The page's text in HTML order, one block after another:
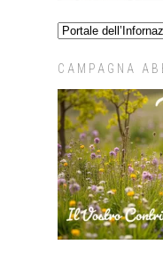
CAMPAGNA